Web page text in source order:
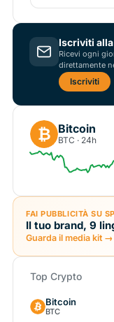
Iscriviti
Ricevi ogni
direttamente
Iscriviti
₿ Bitcoin
BTC · 24h
FAI PUBBLICITÀ SU
Il tuo brand, 9
Guarda il media kit →
Top Crypto
Bitcoin
BTC